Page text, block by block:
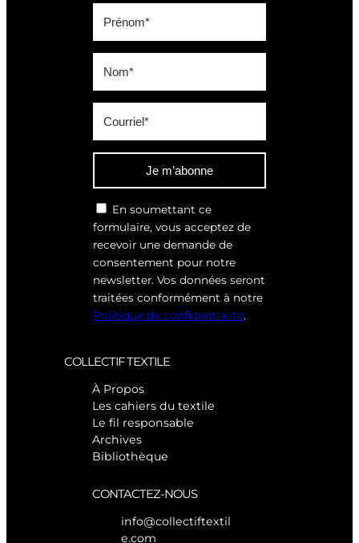
Je m’abonne
En soumettant ce
formulaire, vous acceptez de
recevoir une demande de
consentement pour notre
newsletter. Vos données seront
traitées conformément à notre
Politique de confidentialité.
COLLECTIF TEXTILE
À Propos
Les cahiers du textile
Le fil responsable
Archives
Bibliothèque
CONTACTEZ-NOUS
info@collectiftextil
e.com